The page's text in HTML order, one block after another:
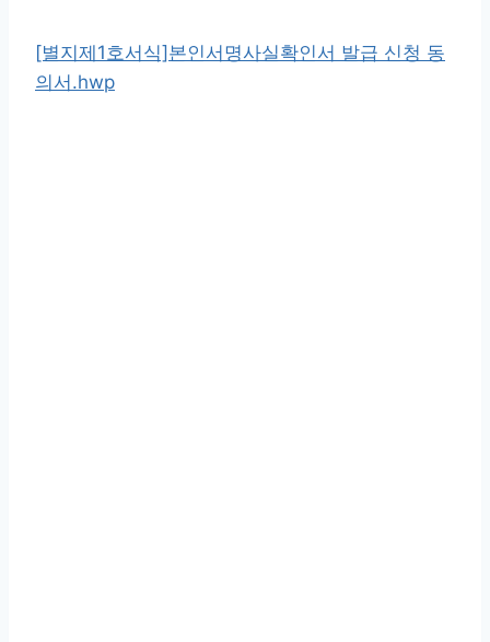
[별지제1호서식]본인서명사실확인서 발급 신청 동
의서.hwp